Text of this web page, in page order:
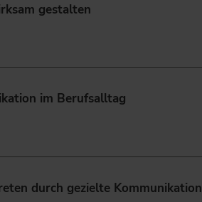
gestalten
im Berufsalltag
durch gezielte Kommunikation